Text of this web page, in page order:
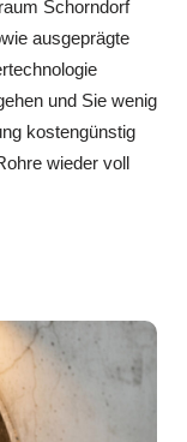
Schorndorf
ausgeprägte
und Sie wenig
kostengünstig
wieder voll